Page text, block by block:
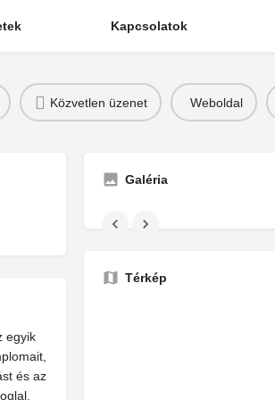
Kapcsolatok
Közvetlen üzenet Weboldal
egyik
és az
Galéria
Térkép